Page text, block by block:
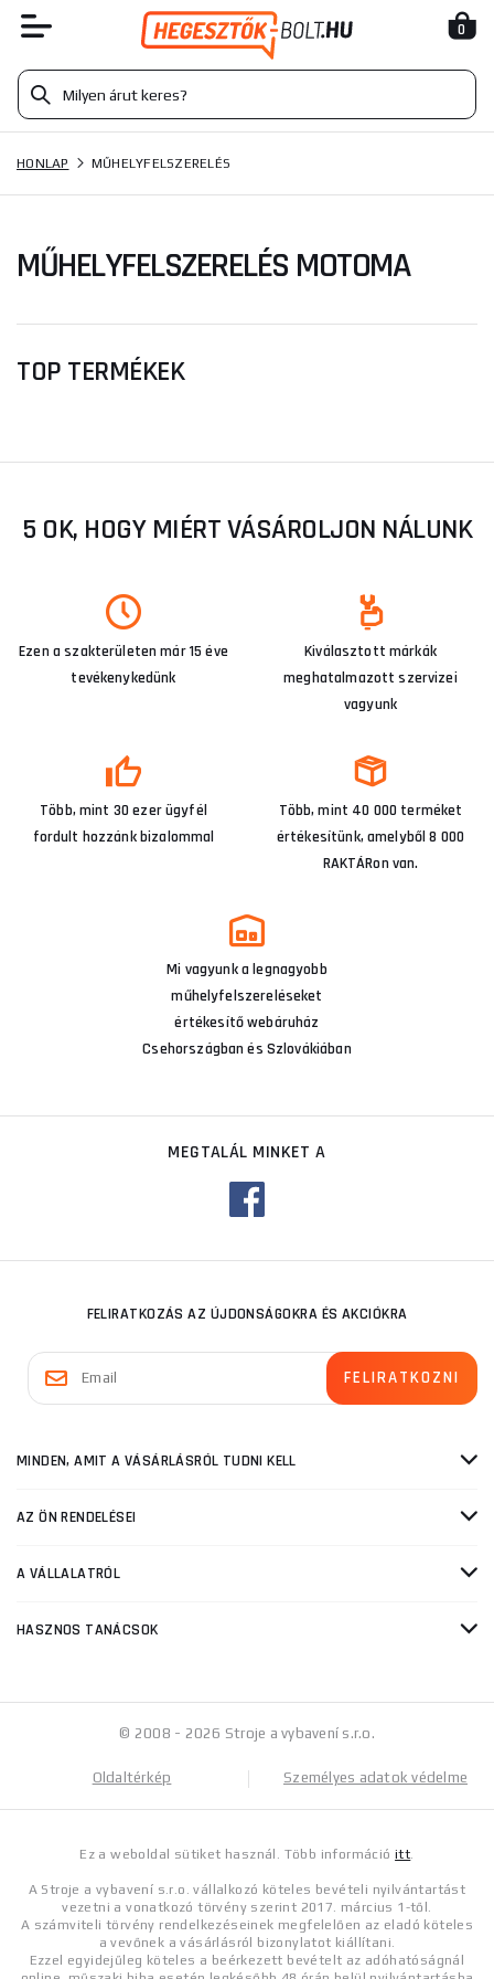
0
HONLAP MŰHELYFELSZERELÉS
MŰHELYFELSZERELÉS MOTOMA
TOP TERMÉKEK
5 OK, HOGY MIÉRT VÁSÁROLJON NÁLUNK
Ezen a szakterületen már 15 éve
tevékenykedünk
Kiválasztott márkák
meghatalmazott szervizei
vagyunk
Több, mint 30 ezer ügyfél
fordult hozzánk bizalommal
Több, mint 40 000 terméket
értékesítünk, amelyből 8 000
RAKTÁRon van.
Mi vagyunk a legnagyobb
műhelyfelszereléseket
értékesítő webáruház
Csehországban és Szlovákiában
MEGTALÁL MINKET A
FELIRATKOZÁS AZ ÚJDONSÁGOKRA ÉS AKCIÓKRA
MINDEN, AMIT A VÁSÁRLÁSRÓL TUDNI KELL
AZ ÖN RENDELÉSEI
A VÁLLALATRÓL
HASZNOS TANÁCSOK
© 2008 - 2026 Stroje a vybavení s.r.o.
Oldaltérkép Személyes adatok védelme
Ez a weboldal sütiket használ. Több információitt.
A Stroje a vybavení s.r.o. vállalkozó köteles bevételi nyilvántartást
vezetni a vonatkozó törvény szerint 2017. március 1-től.
A számviteli törvény rendelkezéseinek megfelelően az eladó köteles
a vevőnek a vásárlásról bizonylatot kiállítani.
Ezzel egyidejűleg köteles a beérkezett bevételt az adóhatóságnál